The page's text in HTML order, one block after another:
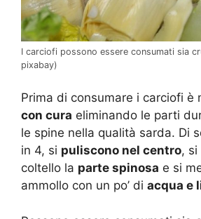
I carciofi possono essere consumati sia
pixabay)
Prima di consumare i carciofi è
con cura eliminando le parti
le spine nella qualità sarda. Di
in 4, si puliscono nel centro, si
coltello la parte spinosa e si
ammollo con un po’ di acqua e